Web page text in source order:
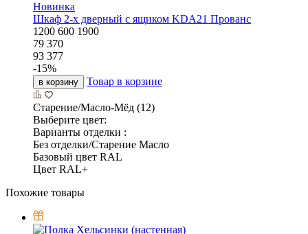
Новинка
Шкаф 2-х дверный с ящиком KDA21 Прованс
1200 600 1900
79 370
93 377
-15%
в корзину Товар в корзине
Старение/Масло-Мёд (12)
Выберите цвет:
Варианты отделки :
Без отделки/Старение Масло
Базовый цвет RAL
Цвет RAL+
Похожие товары